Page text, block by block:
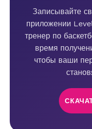
Записывайте
приложении
тренер по
время
чтобы ваши